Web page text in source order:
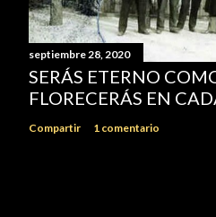
septiembre 28, 2020
SERÁS ETERNO
FLORECERÁS EN
Compartir 1 comentario